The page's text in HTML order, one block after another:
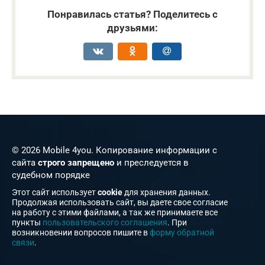
Понравилась статья? Поделитесь с
друзьями:
© 2026 Mobile 4you. Копирование информации с
сайта строго запрещено и преследуется в
судебном порядке
Этот сайт используетcookie для хранения данных.
Продолжая использовать сайт, вы даете свое согласие
на работу с этими файлами, а так же принимаете все
пункты пользовательского соглашения. При
возникновении вопросов пишите вформу обратной
связи.